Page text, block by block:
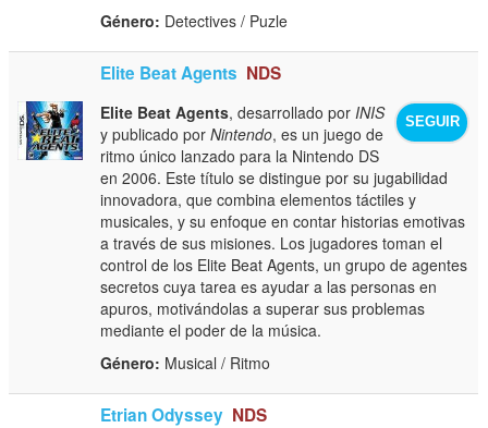
Género: Detectives / Puzle
Elite Beat Agents NDS
SEGUIR
Elite Beat Agents, desarrollado por INIS
y publicado porNintendo, es un juego de
ritmo único lanzado para la Nintendo DS
en 2006. Este título se distingue por su jugabilidad
innovadora, que combina elementos táctiles y
musicales, y su enfoque en contar historias emotivas
a través de sus misiones. Los jugadores toman el
control de los Elite Beat Agents, un grupo de agentes
secretos cuya tarea es ayudar a las personas en
apuros, motivándolas a superar sus problemas
mediante el poder de la música.
Género: Musical / Ritmo
Etrian Odyssey NDS